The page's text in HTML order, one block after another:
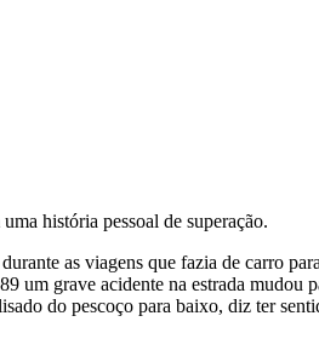
história pessoal de superação.
as viagens que fazia de carro
um grave acidente na estrada mudou
do pescoço para baixo, diz ter